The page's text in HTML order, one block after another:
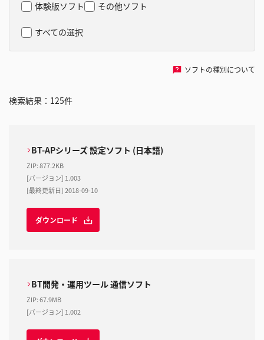
体験版ソフト
その他ソフト
すべての選択
ソフトの種別について
検索結果： 125件
BT-APシリーズ 設定ソフト (日本語)
ZIP:877.2KB
[バージョン] 1.003
[最終更新日] 2018-09-10
ダウンロード
BT開発・運用ツール 通信ソフト
ZIP:67.9MB
[バージョン] 1.002